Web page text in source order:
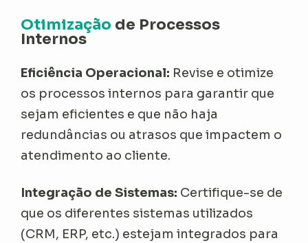
Otimização de Processos
Internos
Eficiência Operacional: Revise e otimize
os processos internos para garantir que
sejam eficientes e que não haja
redundâncias ou atrasos que impactem o
atendimento ao cliente.
Integração de Sistemas: Certifique-se de
que os diferentes sistemas utilizados
(CRM, ERP, etc.) estejam integrados para